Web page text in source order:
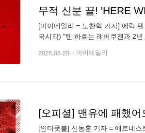
[마이데일리 = 노찬혁 기자] 에릭
국시각) "텐 하흐는 레버쿠젠과 2
2025.05.23. 마이데일리
[인터풋볼] 신동훈 기자 = 에르네